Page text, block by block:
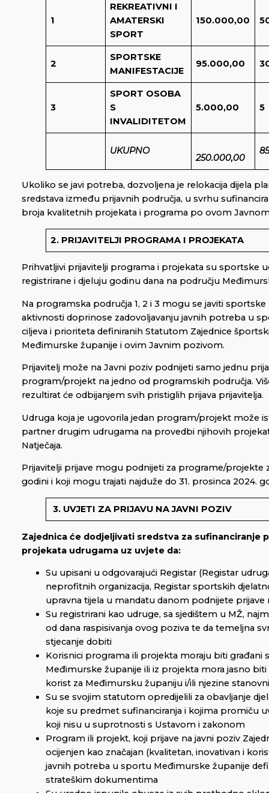
1
REKREATIVNI I
AMATERSKI
SPORT
150.000,00
2
SPORTSKE
MANIFESTACIJE
95.000,00
3
SPORT OSOBA
S
INVALIDITETOM
5.000,00 5
UKUPNO
250.000,00
Ukoliko se javi potreba, dozvoljena je relokacija dijela
sredstava između prijavnih područja, u svrhu
broja kvalitetnih projekata i programa po ovom
2. PRIJAVITELJI PROGRAMA I PROJEKATA
Prihvatljivi prijavitelji programa i projekata su sportske
registrirane i djeluju godinu dana na području
Na programska područja 1, 2 i 3 mogu se javiti sportske
aktivnosti doprinose zadovoljavanju javnih potreba u
ciljeva i prioriteta definiranih Statutom Zajednice
Međimurske županije i ovim Javnim pozivom.
Prijavitelj može na Javni poziv podnijeti samo jednu
program/projekt na jedno od programskih područja.
rezultirat će odbijanjem svih pristiglih prijava prijavitelja.
Udruga koja je ugovorila jedan program/projekt može
partner drugim udrugama na provedbi njihovih
Natječaja.
Prijavitelji prijave mogu podnijeti za programe/projekte
godini i koji mogu trajati najduže do 31. prosinca 2024.
3. UVJETI ZA PRIJAVU NA JAVNI POZIV
Zajednica će dodjeljivati sredstva za sufinanciranje
projekata udrugama uz uvjete da:
Su upisani u odgovarajući Registar (Registar
neprofitnih organizacija, Registar sportskih
upravna tijela u mandatu danom podnijete prijave
Su registrirani kao udruge, sa sjedištem u MŽ,
od dana raspisivanja ovog poziva te da temeljna
stjecanje dobiti
Korisnici programa ili projekta moraju biti građani
Međimurske županije ili iz projekta mora jasno biti
korist za Međimursku županiju i/ili njezine
Su se svojim statutom opredijelili za obavljanje
koje su predmet sufinanciranja i kojima promiču
koji nisu u suprotnosti s Ustavom i zakonom
Program ili projekt, koji prijave na javni poziv
ocijenjen kao značajan (kvalitetan, inovativan i
javnih potreba u sportu Međimurske županije
strateškim dokumentima